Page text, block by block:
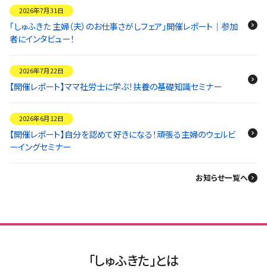
2026年7月31日
「しゅふきた 主婦（夫）のお仕事さがしフェア」開催レポート｜参加
者にインタビュー！
2026年7月22日
【開催レポート】ママ社労士に学ぶ！扶養の基礎知識セミナー
2026年6月12日
【開催レポート】自分を認めて好きになる！頑張る主婦のウェルビ
ーイングセミナー
お知らせ一覧へ
「しゅふきた」とは